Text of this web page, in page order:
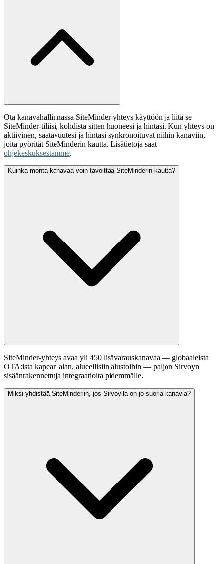
Ota kanavahallinnassa SiteMinder-yhteys käyttöön ja liitä se
SiteMinder-tiliisi, kohdista sitten huoneesi ja hintasi. Kun yhteys on
aktiivinen, saatavuutesi ja hintasi synkronoituvat niihin kanaviin,
joita pyörität SiteMinderin kautta. Lisätietoja saat
ohjekeskuksestamme.
Kuinka monta kanavaa voin tavoittaa SiteMinderin kautta?
SiteMinder-yhteys avaa yli 450 lisävarauskanavaa — globaaleista
OTA:ista kapean alan, alueellisiin alustoihin — paljon Sirvoyn
sisäänrakennettuja integraatioita pidemmälle.
Miksi yhdistää SiteMinderiin, jos Sirvoylla on jo suoria kanavia?